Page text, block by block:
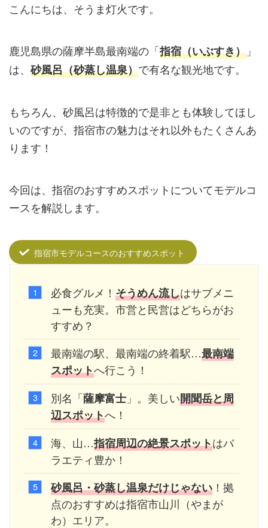
こんにちは、そうま灯火です。
鹿児島県の薩摩半島最南端の「指宿（いぶすき） 」
は、砂風呂（砂蒸し温泉）で有名な観光地です。
もちろん、砂風呂は特徴的で是非とも体験してほし
いのですが、指宿市の魅力はそれ以外もたくさんあ
ります！
今回は、指宿のおすすめスポットについてモデルコ
ースを解説します。
指宿市モデルコースのおすすめスポット
必食グルメ！ そうめん流しはサブメニ
ューも充実。市営と民営はどちらがお
すすめ？
最南端の駅、最南端の終着駅…最南端
スポットへ行こう！
別名「薩摩富士 」。美しい開聞岳と周
辺スポットへ！
海、山…指宿周辺の絶景スポットはバ
ラエティ豊か！
砂風呂・砂蒸し温泉だけじゃない ！拠
点のおすすめは指宿市山川（やまが
わ）エリア。